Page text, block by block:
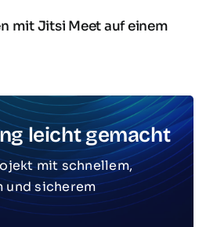
mit Jitsi Meet auf einem
leicht gemacht
mit schnellem,
und sicherem